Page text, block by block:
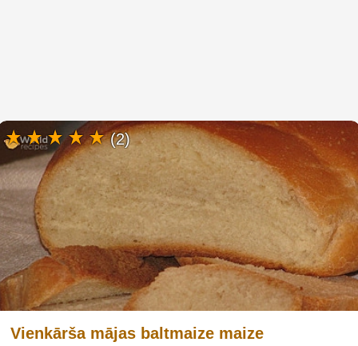
Vienkārša mājas baltmaize maize
(2)